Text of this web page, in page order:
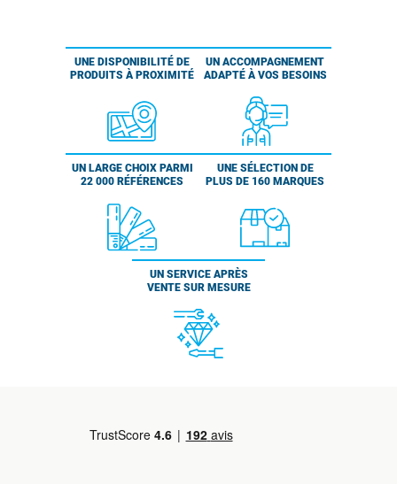
UNE DISPONIBILITÉ DE
PRODUITS À PROXIMITÉ
UN ACCOMPAGNEMENT
ADAPTÉ À VOS BESOINS
UN LARGE CHOIX PARMI
22 000 RÉFÉRENCES
UNE SÉLECTION DE
PLUS DE 160 MARQUES
UN SERVICE APRÈS
VENTE SUR MESURE